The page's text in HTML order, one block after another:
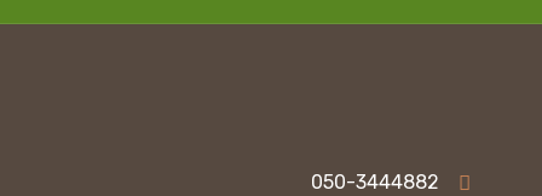
050-3444882